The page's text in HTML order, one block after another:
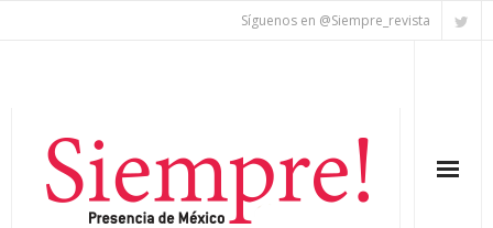
Síguenos en @Siempre_revista